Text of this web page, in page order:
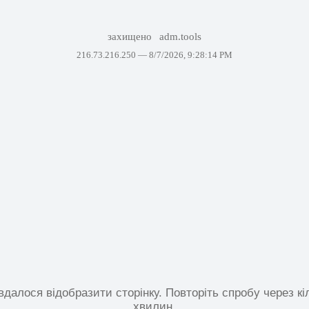
захищено adm.tools
216.73.216.250 — 8/7/2026, 9:28:14 PM
відобразити сторінку. Повторіть спробу через